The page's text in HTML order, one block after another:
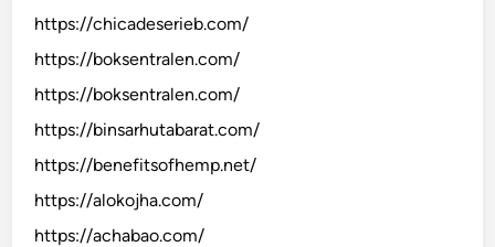
https://chicadeserieb.com/
https://boksentralen.com/
https://boksentralen.com/
https://binsarhutabarat.com/
https://benefitsofhemp.net/
https://alokojha.com/
https://achabao.com/